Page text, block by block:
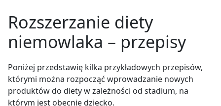
Rozszerzanie diety
niemowlaka – przepisy
Poniżej przedstawię kilka przykładowych przepisów,
którymi można rozpocząć wprowadzanie nowych
produktów do diety w zależności od stadium, na
którym jest obecnie dziecko.